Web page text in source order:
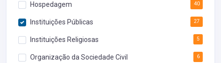
Hospedagem 40
Instituições Públicas 27
Instituições Religiosas 5
Organização da Sociedade Civil 6